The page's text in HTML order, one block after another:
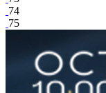
74
75